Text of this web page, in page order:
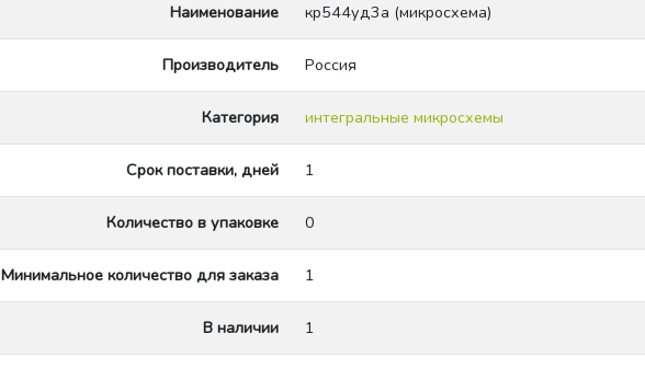
Наименование кр544уд3а (микросхема)
Производитель Россия
Категория интегральные микросхемы
Срок поставки, дней 1
Количество в упаковке 0
Минимальное количество для заказа 1
В наличии 1